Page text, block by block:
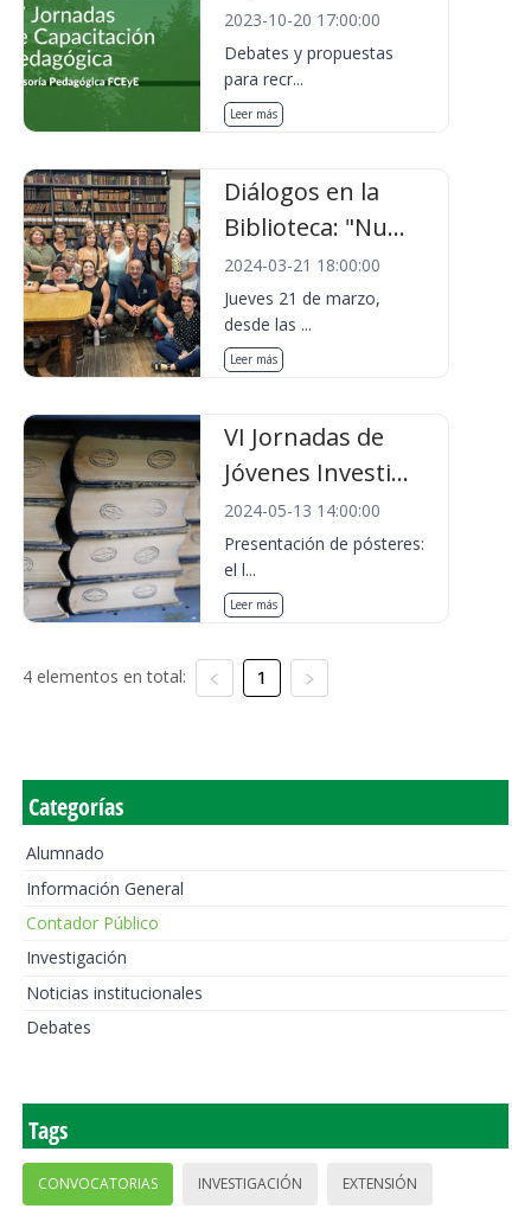
2023-10-20 17:00:00
Debates y propuestas
para recr...
Leer más
Diálogos en la
Biblioteca: "Nu...
2024-03-21 18:00:00
Jueves 21 de marzo,
desde las ...
Leer más
VI Jornadas de
Jóvenes Investi...
2024-05-13 14:00:00
Presentación de pósteres:
el l...
Leer más
4 elementos en total: 1
Categorías
Alumnado
Información General
Contador Público
Investigación
Noticias institucionales
Debates
Tags
CONVOCATORIAS INVESTIGACIÓN EXTENSIÓN